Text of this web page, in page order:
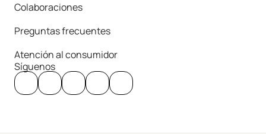
Colaboraciones
Preguntas frecuentes
Atención al consumidor
Síguenos